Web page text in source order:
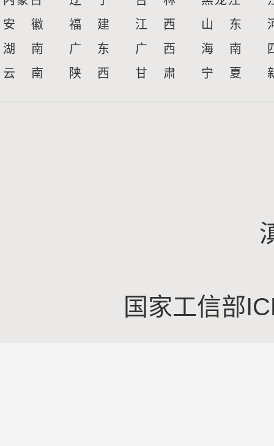
安 徽
福 建 江 西 山 东
湖 南
广 东 广 西 海 南
云 南
陕 西 甘 肃 宁 夏
国家工信部